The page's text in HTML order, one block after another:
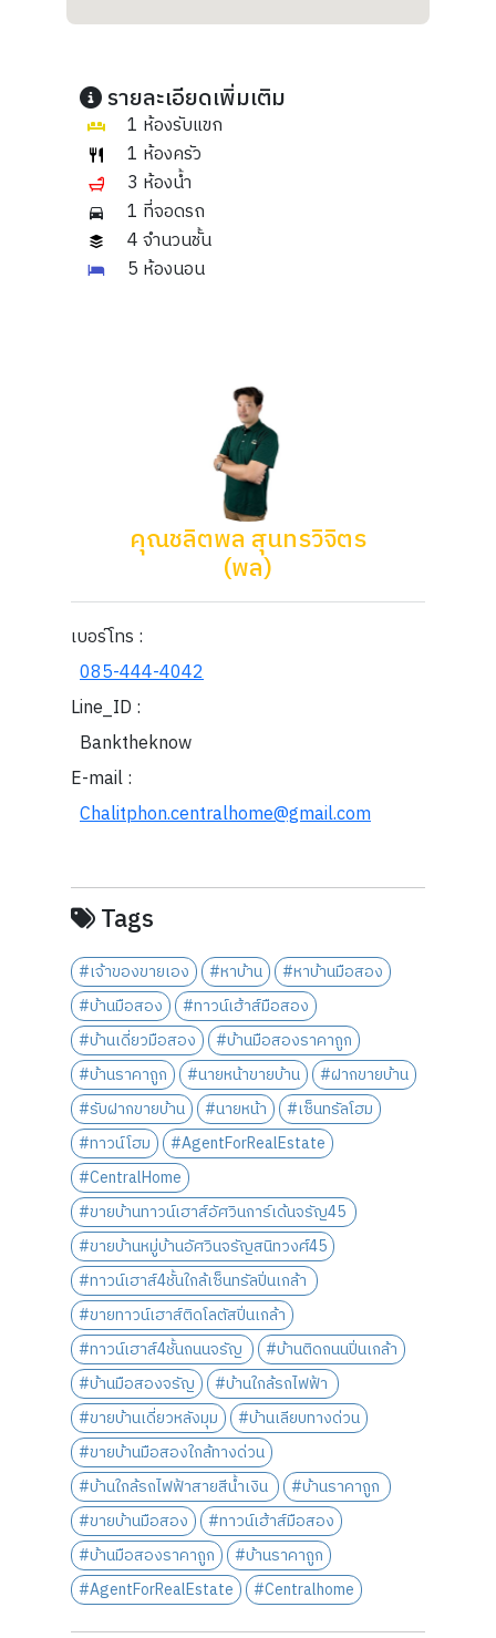
รายละเอียดเพิ่มเติม
1 ห้องรับแขก
1 ห้องครัว
3 ห้องน้ำ
1 ที่จอดรถ
4 จำนวนชั้น
5 ห้องนอน
คุณชลิตพล สุนทรวิจิตร
(พล)
เบอร์โทร :
085-444-4042
Line_ID :
Banktheknow
E-mail :
Chalitphon.centralhome@gmail.com
Tags
#เจ้าของขายเอง #หาบ้าน
#หาบ้านมือสอง
#บ้านมือสอง
#ทาวน์เฮ้าส์มือสอง
#บ้านเดี่ยวมือสอง
#บ้านมือสองราคาถูก
#บ้านราคาถูก
#นายหน้าขายบ้าน
#ฝากขายบ้าน
#รับฝากขายบ้าน
#นายหน้า
#เซ็นทรัลโฮม
#ทาวน์โฮม
#AgentForRealEstate
#CentralHome
#ขายบ้านทาวน์เฮาส์อัศวินการ์เด้นจรัญ45
#ขายบ้านหมู่บ้านอัศวินจรัญสนิทวงศ์45
#ทาวน์เฮาส์4ชั้นใกล้เซ็นทรัลปิ่นเกล้า
#ขายทาวน์เฮาส์ติดโลตัสปิ่นเกล้า
#ทาวน์เฮาส์4ชั้นถนนจรัญ
#บ้านติดถนนปิ่นเกล้า
#บ้านมือสองจรัญ
#บ้านใกล้รถไฟฟ้า
#ขายบ้านเดี่ยวหลังมุม
#บ้านเลียบทางด่วน
#ขายบ้านมือสองใกล้ทางด่วน
#บ้านใกล้รถไฟฟ้าสายสีน้ำเงิน
#บ้านราคาถูก
#ขายบ้านมือสอง
#ทาวน์เฮ้าส์มือสอง
#บ้านมือสองราคาถูก
#บ้านราคาถูก
#AgentForRealEstate
#Centralhome